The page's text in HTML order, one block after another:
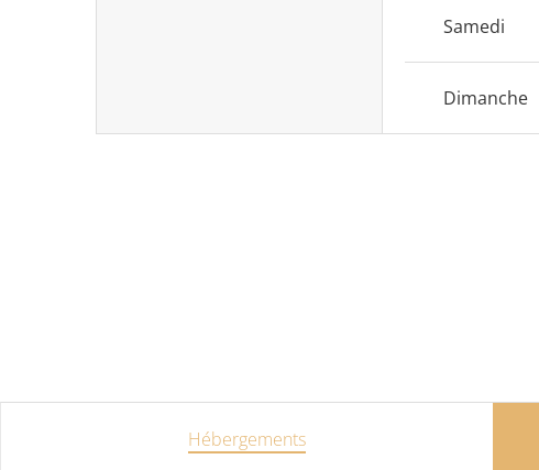
Samedi
Dimanche
Hébergements